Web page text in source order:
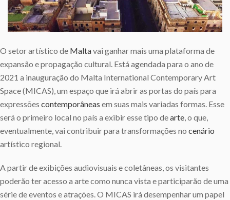
O setor artístico de Maltavai ganhar mais uma plataforma de
expansão e propagação cultural. Está agendada para o ano de
2021 a inauguração do Malta International Contemporary Art
Space (MICAS), um espaço que irá abrir as portas do país para
expressões contemporâneas em suas mais variadas formas. Esse
será o primeiro local no país a exibir esse tipo dearte, o que,
eventualmente, vai contribuir para transformações no cenário
artístico regional.
A partir de exibições audiovisuais e coletâneas, os visitantes
poderão ter acesso a arte como nunca vista e participarão de uma
série de eventos e atrações. O MICAS irá desempenhar um papel